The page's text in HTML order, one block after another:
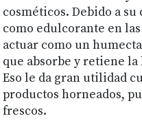
cosméticos. Debido a
como edulcorante en
actuar como un
que absorbe y retiene
Eso le da gran utilidad
productos horneados,
frescos.